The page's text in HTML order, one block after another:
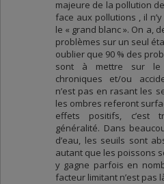
majeure de la pollution
face aux pollutions , il
le « grand blanc ». On a,
problèmes sur un seul
oublier que 90 % des
sont à mettre sur le
chroniques et/ou
n’est pas en rasant les
les ombres referont
effets positifs, c’est
généralité. Dans
d’eau, les seuils sont
autant que les poissons
y gagne parfois en
facteur limitant n’est pas